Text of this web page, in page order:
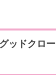
ッドクロ